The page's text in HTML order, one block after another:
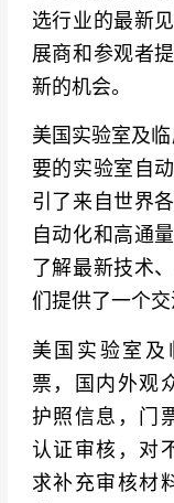
选行业的最新
展商和参观者
新的机会。
美国实验室及
要的实验室自
引了来自世界
自动化和高通
了解最新技术
们提供了一个交
美国实验室及
票，国内外观
护照信息，门
认证审核，对
求补充审核材